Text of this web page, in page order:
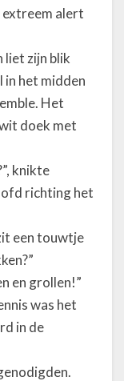
extreem alert
liet zijn blik
in het midden
Het
doek met
knikte
richting het
een touwtje
en grollen!”
was het
in de